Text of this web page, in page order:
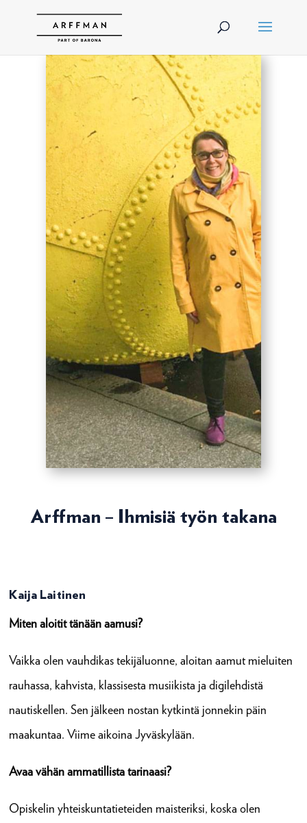
Arffman – Ihmisiä työn takana
Kaija Laitinen
Miten aloitit tänään aamusi?
Vaikka olen vauhdikas tekijäluonne, aloitan aamut mieluiten
rauhassa, kahvista, klassisesta musiikista ja digilehdistä
nautiskellen. Sen jälkeen nostan kytkintä jonnekin päin
maakuntaa. Viime aikoina Jyväskylään.
Avaa vähän ammatillista tarinaasi?
Opiskelin yhteiskuntatieteiden maisteriksi, koska olen